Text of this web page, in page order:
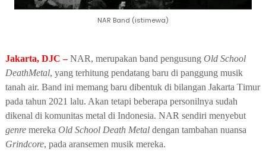
NAR Band (istimewa)
Jakarta, DJC – NAR, merupakan band pengusung Old School
DeathMetal, yang terhitung pendatang baru di panggung musik
tanah air. Band ini memang baru dibentuk di bilangan Jakarta Timur
pada tahun 2021 lalu. Akan tetapi beberapa personilnya sudah
dikenal di komunitas metal di Indonesia. NAR sendiri menyebut
genremereka Old School Death Metaldengan tambahan nuansa
Grindcore, pada aransemen musik mereka.